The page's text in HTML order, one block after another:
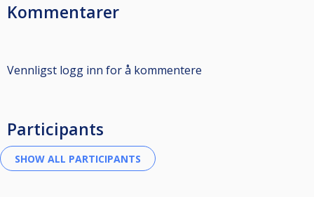
Kommentarer
Vennligst logg inn for å kommentere
Participants